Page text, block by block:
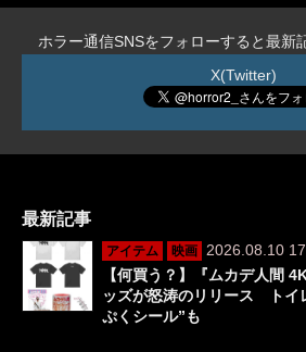
ホラー通信SNSをフォローすると最新
X(Twitter)
最新記事
アイテム 映画
2026.08.10
【何買う？】『ムカデ人間
ッズが怒涛のリリース トイ
ぷくシール”も